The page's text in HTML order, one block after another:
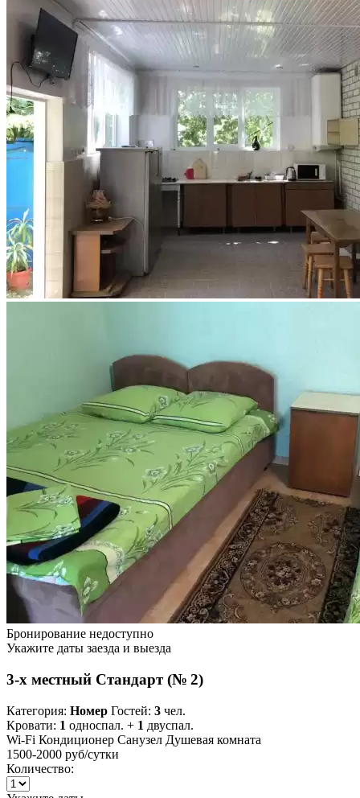
Бронирование недоступно
Укажите даты заезда и выезда
3-х местный Стандарт (№ 2)
Категория: Номер Гостей: 3 чел.
Кровати: 1 односпал. + 1 двуспал.
Wi-Fi Кондиционер Санузел Душевая комната
1500-2000 руб/сутки
Количество: